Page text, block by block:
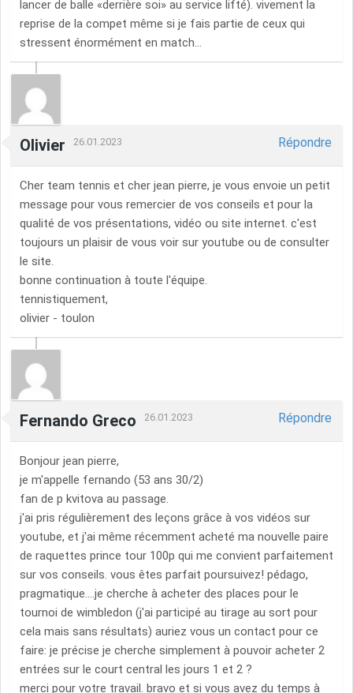
lancer de balle «derrière soi» au service lifté). vivement la
reprise de la compet même si je fais partie de ceux qui
stressent énormément en match...
Olivier 26.01.2023 Répondre
Cher team tennis et cher jean pierre, je vous envoie un petit
message pour vous remercier de vos conseils et pour la
qualité de vos présentations, vidéo ou site internet. c'est
toujours un plaisir de vous voir sur youtube ou de consulter
le site.
bonne continuation à toute l'équipe.
tennistiquement,
olivier - toulon
Fernando Greco 26.01.2023 Répondre
Bonjour jean pierre,
je m'appelle fernando (53 ans 30/2)
fan de p kvitova au passage.
j'ai pris régulièrement des leçons grâce à vos vidéos sur
youtube, et j'ai même récemment acheté ma nouvelle paire
de raquettes prince tour 100p qui me convient parfaitement
sur vos conseils. vous êtes parfait poursuivez! pédago,
pragmatique....je cherche à acheter des places pour le
tournoi de wimbledon (j'ai participé au tirage au sort pour
cela mais sans résultats) auriez vous un contact pour ce
faire: je précise je cherche simplement à pouvoir acheter 2
entrées sur le court central les jours 1 et 2 ?
merci pour votre travail. bravo et si vous avez du temps à